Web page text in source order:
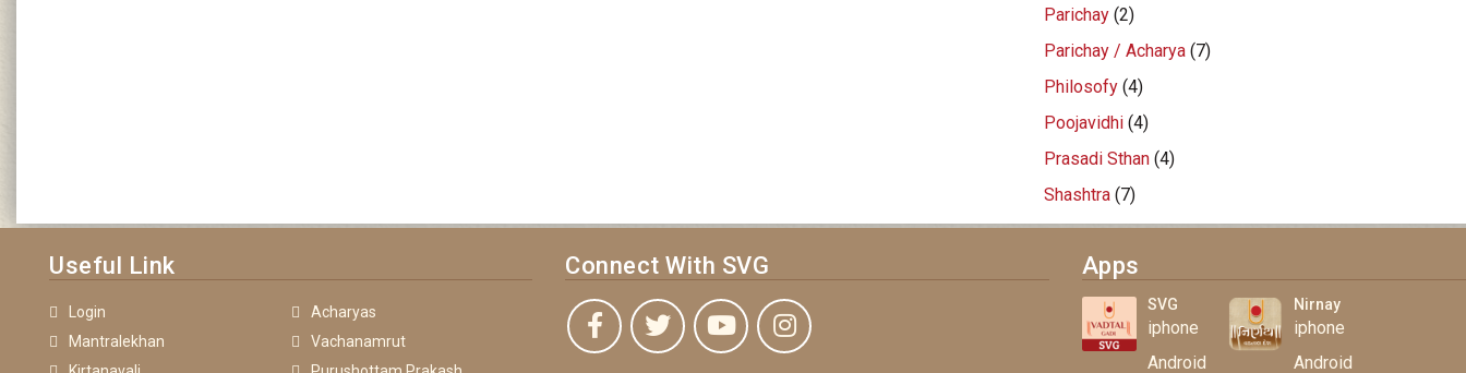
Parichay(2)
Parichay / Acharya(7)
Philosofy(4)
Poojavidhi(4)
Prasadi Sthan(4)
Shashtra(7)
Useful Link
Login
Acharyas
Mantralekhan
Vachanamrut
Connect With SVG Apps
SVG
iphone
Android
Nirnay
iphone
Android